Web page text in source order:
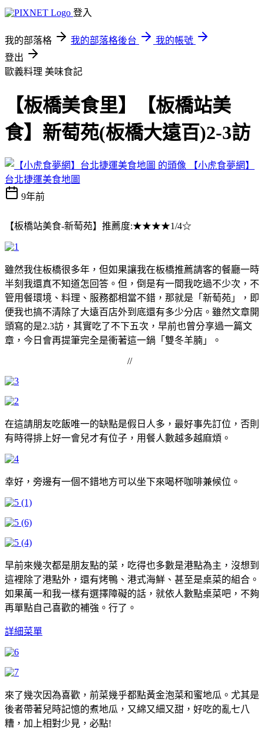
登入
我的部落格 我的部落格後台
我的帳號
登出
歐義料理 美味食記
【板橋美食里】【板橋站美
食】新萄苑(板橋大遠百)2-3訪
【小虎食夢網】
台北捷運美食地圖
9年前
【板橋站美食-新萄苑】推薦度:★★★★1/4☆
雖然我住板橋很多年，但如果讓我在板橋推薦請客的餐廳一時
半刻我還真不知道怎回答。但，倒是有一間我吃過不少次，不
管用餐環境、料理、服務都相當不錯，那就是「新萄苑」，即
便我也搞不清除了大遠百店外到底還有多少分店。雖然文章開
頭寫的是2.3訪，其實吃了不下五次，早前也曾分享過一篇文
章，今日會再提筆完全是衝著這一鍋「雙冬羊腩」。
//
在這請朋友吃飯唯一的缺點是假日人多，最好事先訂位，否則
有時得排上好一會兒才有位子，用餐人數越多越麻煩。
幸好，旁邊有一個不錯地方可以坐下來喝杯咖啡兼候位。
早前來幾次都是朋友點的菜，吃得也多數是港點為主，沒想到
這裡除了港點外，還有烤鴨、港式海鮮、甚至是桌菜的組合。
如果萬一和我一樣有選擇障礙的話，就依人數點桌菜吧，不夠
再單點自己喜歡的補強。行了。
詳細菜單
來了幾次因為喜歡，前菜幾乎都點黃金泡菜和蜜地瓜。尤其是
後者帶著兒時記憶的煮地瓜，又綿又細又甜，好吃的亂七八
糟，加上相對少見，必點!